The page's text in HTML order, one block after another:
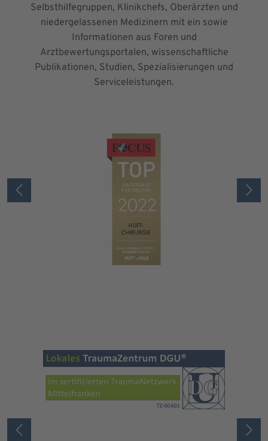
Selbsthilfegruppen, Klinikchefs, Oberärzten und
niedergelassenen Medizinern mit ein sowie
Informationen aus Foren und
Arztbewertungsportalen, wissenschaftliche
Publikationen, Studien, Spezialisierungen und
Serviceleistungen.